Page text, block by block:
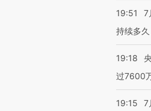
19:51
7
持续多久
19:18
过7600
19:15
7